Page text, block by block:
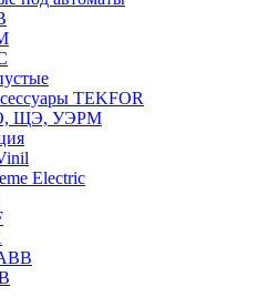
TEKFOR
ЩЭ, УЭРМ
Electric